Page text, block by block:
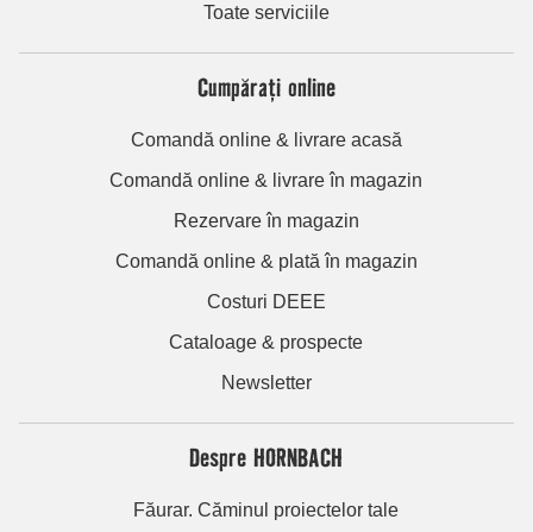
Toate serviciile
Cumpărați online
Comandă online & livrare acasă
Comandă online & livrare în magazin
Rezervare în magazin
Comandă online & plată în magazin
Costuri DEEE
Cataloage & prospecte
Newsletter
Despre HORNBACH
Făurar. Căminul proiectelor tale